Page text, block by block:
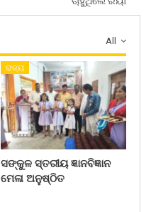
All
ରାଜ୍ୟ
ସଙ୍କୁଳ ସ୍ତରୀୟ ଜ୍ଞାନବିଜ୍ଞାନ
ମେଳା ଅନୁଷ୍ଠିତ